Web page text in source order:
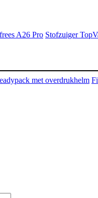
A26 Pro Stofzuiger
met overdrukhelm